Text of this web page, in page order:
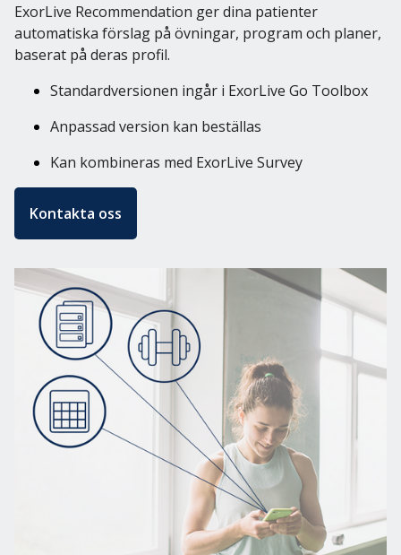
ExorLive Recommendation ger dina patienter
automatiska förslag på övningar, program och planer,
baserat på deras profil.
Standardversionen ingår i ExorLive Go Toolbox
Anpassad version kan beställas
Kan kombineras med ExorLive Survey
Kontakta oss